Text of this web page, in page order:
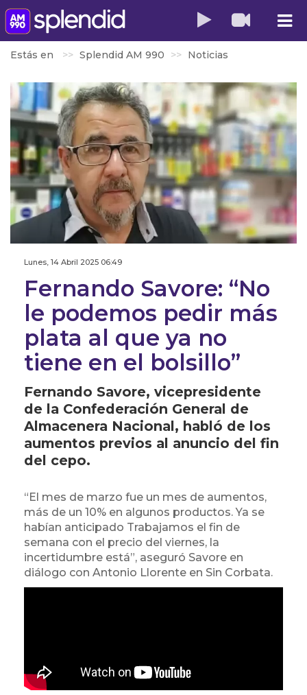
Estás en Splendid AM 990 Noticias
Lunes, 14 Abril 2025 06:49
Fernando Savore: “No
le podemos pedir más
plata al que ya no
tiene en el bolsillo”
Fernando Savore, vicepresidente
de la Confederación General de
Almacenera Nacional, habló de los
aumentos previos al anuncio del fin
del cepo.
“El mes de marzo fue un mes de aumentos,
más de un 10% en algunos productos. Ya se
habían anticipado Trabajamos el fin de
semana con el precio del viernes, la
incertidumbre está”, aseguró Savore en
diálogo con Antonio Llorente en Sin Corbata.